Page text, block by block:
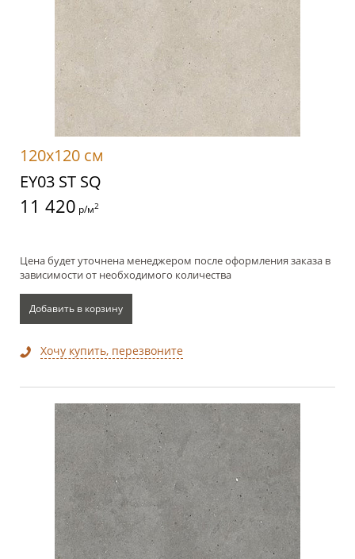
120x120 см
EY03 ST SQ
11 420 р/м2
Цена будет уточнена менеджером после оформления заказа в
зависимости от необходимого количества
Добавить в корзину
Хочу купить, перезвоните